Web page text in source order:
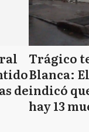
de
Trágico
Blanca:
indicó
hay 13